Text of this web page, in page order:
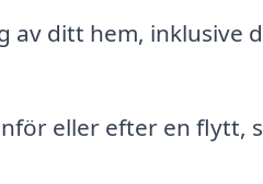
av ditt hem, inklusive
eller efter en flytt,